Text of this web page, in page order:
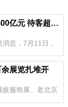
今年乡村旅游目标投资5500亿元 待客超25亿人次
息，7月11日，
《促进乡村旅游发
展览扎堆开
服饰展、老北京